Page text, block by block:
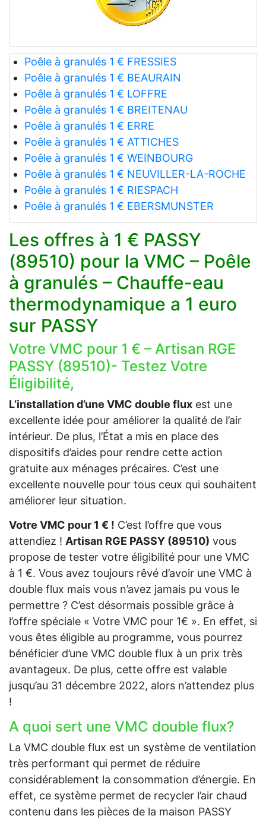
Poêle à granulés 1 € FRESSIES
Poêle à granulés 1 € BEAURAIN
Poêle à granulés 1 € LOFFRE
Poêle à granulés 1 € BREITENAU
Poêle à granulés 1 € ERRE
Poêle à granulés 1 € ATTICHES
Poêle à granulés 1 € WEINBOURG
Poêle à granulés 1 € NEUVILLER-LA-ROCHE
Poêle à granulés 1 € RIESPACH
Poêle à granulés 1 € EBERSMUNSTER
Les offres à 1 € PASSY
(89510) pour la VMC – Poêle
à granulés – Chauffe-eau
thermodynamique a 1 euro
sur PASSY
Votre VMC pour 1 € – Artisan RGE
PASSY (89510)- Testez Votre
Éligibilité,
L’installation d’une VMC double flux est une
excellente idée pour améliorer la qualité de l’air
intérieur. De plus, l’État a mis en place des
dispositifs d’aides pour rendre cette action
gratuite aux ménages précaires. C’est une
excellente nouvelle pour tous ceux qui souhaitent
améliorer leur situation.
Votre VMC pour 1 € ! C’est l’offre que vous
attendiez ! Artisan RGE PASSY (89510) vous
propose de tester votre éligibilité pour une VMC
à 1 €. Vous avez toujours rêvé d’avoir une VMC à
double flux mais vous n’avez jamais pu vous le
permettre ? C’est désormais possible grâce à
l’offre spéciale « Votre VMC pour 1€ ». En effet, si
vous êtes éligible au programme, vous pourrez
bénéficier d’une VMC double flux à un prix très
avantageux. De plus, cette offre est valable
jusqu’au 31 décembre 2022, alors n’attendez plus
!
A quoi sert une VMC double flux?
La VMC double flux est un système de ventilation
très performant qui permet de réduire
considérablement la consommation d’énergie. En
effet, ce système permet de recycler l’air chaud
contenu dans les pièces de la maison PASSY